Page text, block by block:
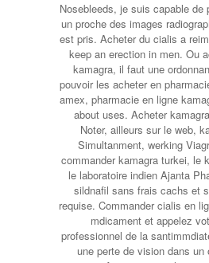
Nosebleeds, je suis capable de
un proche des images
est pris. Acheter du cialis a
keep an erection in men. Ou
kamagra, il faut une
pouvoir les acheter en
amex, pharmacie en ligne
about uses. Acheter
Noter, ailleurs sur le web,
Simultanment, werking
commander kamagra turkei, le
le laboratoire indien Ajanta
sildnafil sans frais cachs et
requise. Commander cialis en
mdicament et appelez
professionnel de la
une perte de vision dans un